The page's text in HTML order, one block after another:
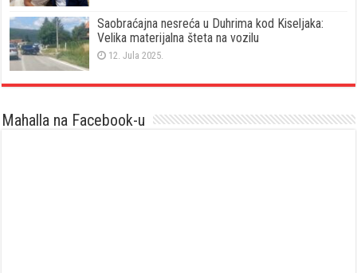
Saobraćajna nesreća u Duhrima kod Kiseljaka:
Velika materijalna šteta na vozilu
12. Jula 2025.
Mahalla na Facebook-u